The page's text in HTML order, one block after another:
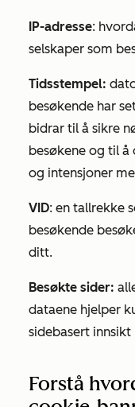
IP-adresse:
selskaper som
Tidsstempel:
besøkende har
bidrar til å sikre
besøkene og til å
og intensjoner
VID: en tallrekke
besøkende
ditt.
Besøkte sider:
dataene hjelper
sidebasert innsikt
Forstå